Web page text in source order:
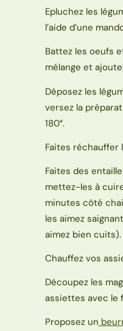
Epluchez les
l’aide d’une
Battez les oeufs
mélange et
Déposez les
versez la
180°.
Faites réchauffer
Faites des
mettez-les à
minutes côté
les aimez
aimez bien
Chauffez vos
Découpez les
assiettes avec le
Proposez un